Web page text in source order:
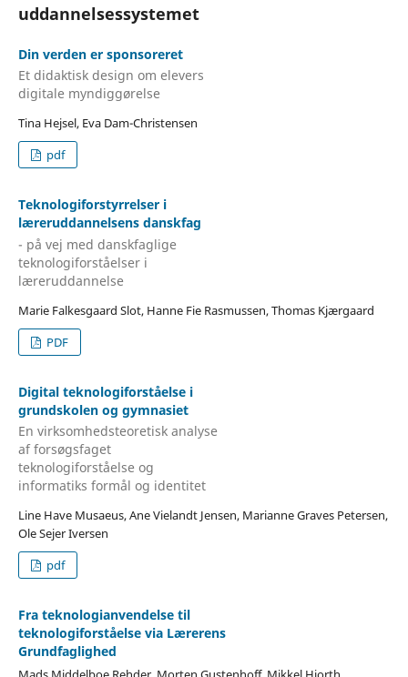
uddannelsessystemet
Din verden er sponsoreret
Et didaktisk design om elevers
digitale myndiggørelse
Tina Hejsel, Eva Dam-Christensen
pdf
Teknologiforstyrrelser i
læreruddannelsens danskfag
- på vej med danskfaglige
teknologiforståelser i
læreruddannelse
Marie Falkesgaard Slot, Hanne Fie Rasmussen, Thomas Kjærgaard
PDF
Digital teknologiforståelse i
grundskolen og gymnasiet
En virksomhedsteoretisk analyse
af forsøgsfaget
teknologiforståelse og
informatiks formål og identitet
Line Have Musaeus, Ane Vielandt Jensen, Marianne Graves Petersen,
Ole Sejer Iversen
pdf
Fra teknologianvendelse til
teknologiforståelse via Lærerens
Grundfaglighed